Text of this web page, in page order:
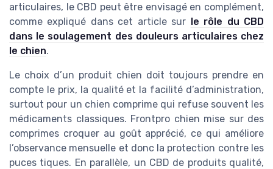
articulaires, le CBD peut être envisagé en complément,
comme expliqué dans cet article sur le rôle du CBD
dans le soulagement des douleurs articulaires chez
le chien.
Le choix d’un produit chien doit toujours prendre en
compte le prix, la qualité et la facilité d’administration,
surtout pour un chien comprime qui refuse souvent les
médicaments classiques. Frontpro chien mise sur des
comprimes croquer au goût apprécié, ce qui améliore
l’observance mensuelle et donc la protection contre les
puces tiques. En parallèle, un CBD de produits qualité,